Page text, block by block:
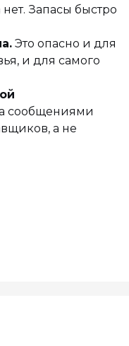
Запасы быстро
Это опасно и для
и для самого
сообщениями
а не